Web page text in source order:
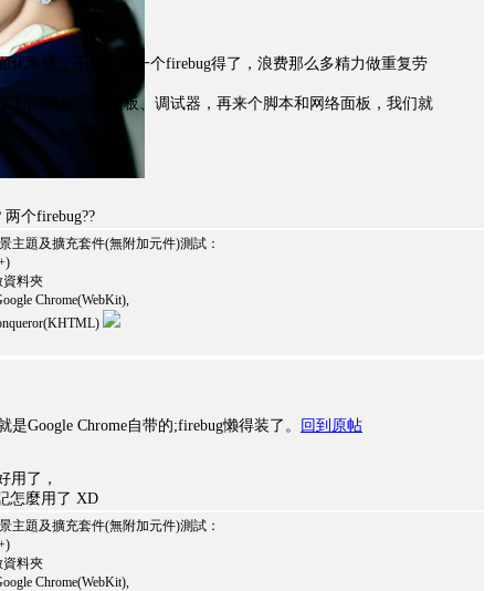
化靠拢，干脆内置一个firebug得了，浪费那么多精力做重复劳
html面板、css面板、调试器，再来个脚本和网络面板，我们就
个firebug??
主題及擴充套件(無附加元件)測試：
資料夾
Chrome(WebKit),
是Google Chrome自带的;firebug懒得装了。 回到原帖
用了，
怎麼用了 XD
主題及擴充套件(無附加元件)測試：
資料夾
Chrome(WebKit),